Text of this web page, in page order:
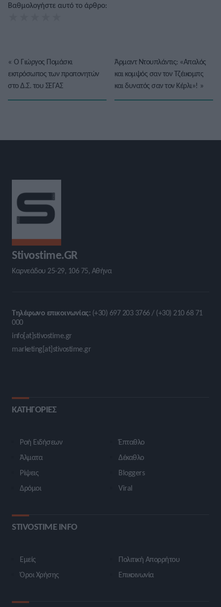
Βαθμολογήστε αυτό το άρθρο:
« Ο Γιώργος Πομάσκι
εκπρόσωπος των προπονητών
στο Δ.Σ. του ΣΕΓΑΣ
Άρμαντ Ντουπλάντις: «Απαλός
και κομψός σαν τον Τζέικομπς
και δυνατός σαν τον Κέρλι»! »
Stivostime.GR
Καρνεάδου 25-29, 106 75, Αθήνα
Τηλέφωνο επικοινωνίας: (+30) 697 203 3766 / (+30) 210 68 71
000
info[at]stivostime.gr
marketing[at]stivostime.gr
ΚΑΤΗΓΟΡΙΕΣ
Ροή Ειδήσεων
Άλματα
Ρίψεις
Δρόμοι
Έπταθλο
Δέκαθλο
Bloggers
Viral
STIVOSTIME INFO
Εμείς
Όροι Χρήσης
Πολιτική Απορρήτου
Επικοινωνία